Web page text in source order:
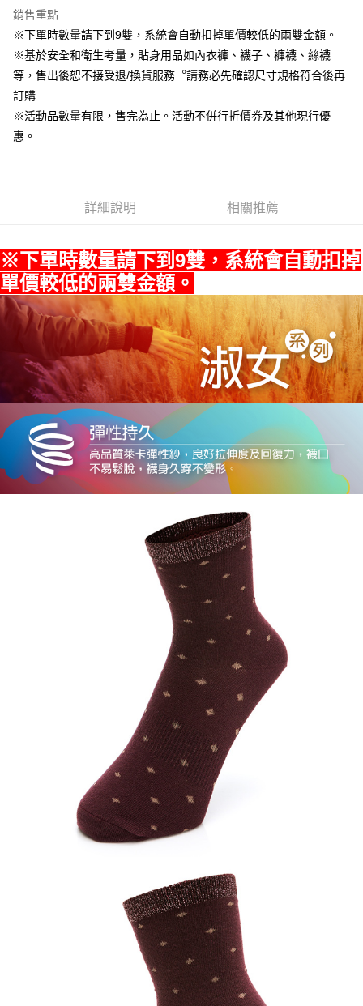
Google Pay
全盈+PAY
ATM付款
宅配
每筆NT$80，滿NT$699(含以上)免運費
銷售重點
※下單時數量請下到9雙，系統會自動扣掉單價較低的兩雙金額。
※基於安全和衛生考量，貼身用品如內衣褲、襪子、褲襪、絲襪
等，售出後恕不接受退/換貨服務︒請務必先確認尺寸規格符合後再
訂購
※活動品數量有限，售完為止。活動不併行折價券及其他現行優
惠。
詳細說明 相關推薦
※下單時數量請下到9雙，系統會自動扣掉
單價較低的兩雙金額。